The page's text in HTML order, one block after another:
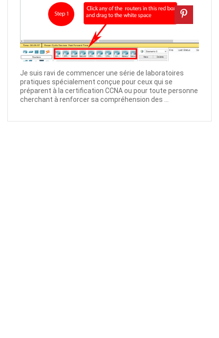
Je suis ravi de commencer une série de laboratoires
pratiques spécialement conçue pour ceux qui se
préparent à la certification CCNA ou pour toute personne
cherchant à renforcer sa compréhension des ...